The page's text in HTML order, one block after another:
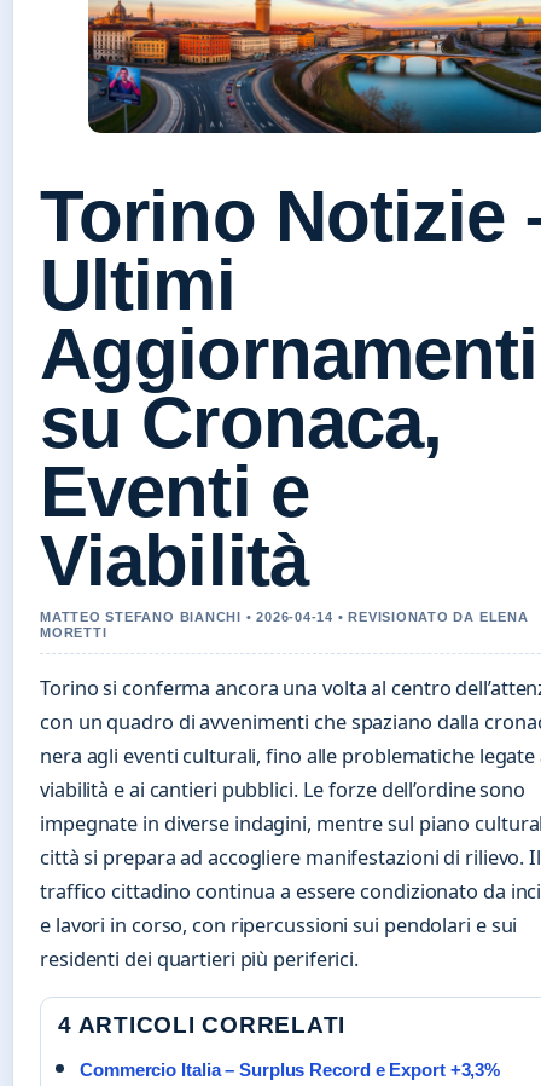
Torino Notizie
Ultimi
Aggiornamenti
su Cronaca,
Eventi e
Viabilità
MATTEO STEFANO BIANCHI • 2026-04-14 • REVISIONATO DA ELENA
MORETTI
Torino si conferma ancora una volta al centro
con un quadro di avvenimenti che spaziano dalla
nera agli eventi culturali, fino alle problematiche legate
viabilità e ai cantieri pubblici. Le forze dell’ordine sono
impegnate in diverse indagini, mentre sul piano
città si prepara ad accogliere manifestazioni di rilievo. Il
traffico cittadino continua a essere condizionato da
e lavori in corso, con ripercussioni sui pendolari e sui
residenti dei quartieri più periferici.
4 ARTICOLI CORRELATI
Commercio Italia – Surplus Record e Export +3,3%